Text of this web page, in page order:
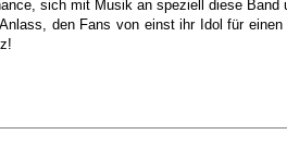
sich mit Musik an speziell diese
den Fans von einst ihr Idol für